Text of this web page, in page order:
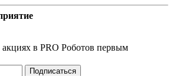
акциях в PRO Роботов первым